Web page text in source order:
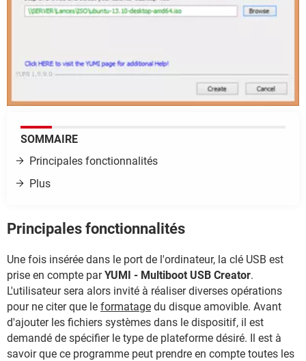
SOMMAIRE
Principales fonctionnalités
Plus
Principales fonctionnalités
Une fois insérée dans le port de l'ordinateur, la clé USB est
prise en compte parYUMI - Multiboot USB Creator.
L'utilisateur sera alors invité à réaliser diverses opérations
pour ne citer que le formatage du disque amovible. Avant
d'ajouter les fichiers systèmes dans le dispositif, il est
demandé de spécifier le type de plateforme désiré. Il est à
savoir que ce programme peut prendre en compte toutes les